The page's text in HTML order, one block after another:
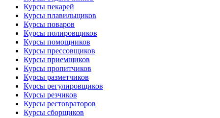
Курсы пекарей
Курсы плавильщиков
Курсы поваров
Курсы полировщиков
Курсы помощников
Курсы прессовщиков
Курсы приемщиков
Курсы пропитчиков
Курсы разметчиков
Курсы регулировщиков
Курсы резчиков
Курсы рестовраторов
Курсы сборщиков